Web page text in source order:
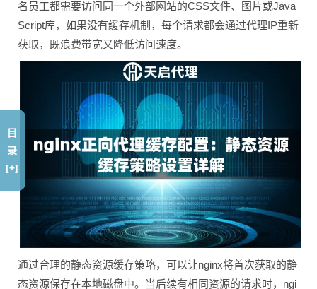
名员工都需要访问同一个外部网站的CSS文件、图片或Java
Script库，如果没有缓存机制，每个请求都会通过代理IP重新
获取，既浪费带宽又降低访问速度。
通过合理的静态资源缓存策略，可以让nginx将首次获取的静
态资源保存在本地磁盘中。当后续有相同资源的请求时，ngi
目
录
[+]